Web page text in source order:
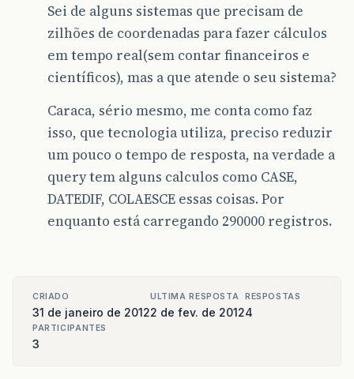
Sei de alguns sistemas que precisam de
zilhões de coordenadas para fazer cálculos
em tempo real(sem contar financeiros e
científicos), mas a que atende o seu sistema?
Caraca, sério mesmo, me conta como faz
isso, que tecnologia utiliza, preciso reduzir
um pouco o tempo de resposta, na verdade a
query tem alguns calculos como CASE,
DATEDIF, COLAESCE essas coisas. Por
enquanto está carregando 290000 registros.
CRIADO
31 de janeiro de 2012
ULTIMA RESPOSTA
2 de fev. de 2012
RESPOSTAS
4
PARTICIPANTES
3